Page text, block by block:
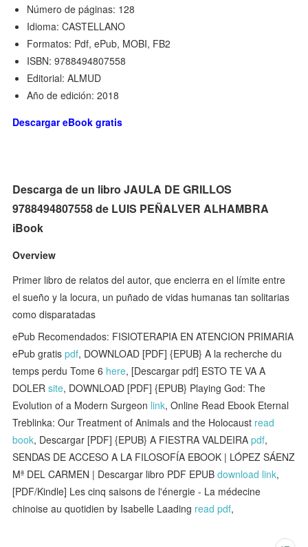
Número de páginas: 128
Idioma: CASTELLANO
Formatos: Pdf, ePub, MOBI, FB2
ISBN: 9788494807558
Editorial: ALMUD
Año de edición: 2018
Descargar eBook gratis
Descarga de un libro JAULA DE GRILLOS
9788494807558 de LUIS PEÑALVER ALHAMBRA
iBook
Overview
Primer libro de relatos del autor, que encierra en el límite entre
el sueño y la locura, un puñado de vidas humanas tan solitarias
como disparatadas
ePub Recomendados: FISIOTERAPIA EN ATENCION PRIMARIA
ePub gratispdf, DOWNLOAD [PDF] {EPUB} A la recherche du
temps perdu Tome 6 here, [Descargar pdf] ESTO TE VA A
DOLERsite, DOWNLOAD [PDF] {EPUB} Playing God: The
Evolution of a Modern Surgeon link, Online Read Ebook Eternal
Treblinka: Our Treatment of Animals and the Holocaust read
book, Descargar [PDF] {EPUB} A FIESTRA VALDEIRApdf,
SENDAS DE ACCESO A LA FILOSOFÍA EBOOK | LÓPEZ SÁENZ
Mª DEL CARMEN | Descargar libro PDF EPUBdownload link,
[PDF/Kindle] Les cinq saisons de l'énergie - La médecine
chinoise au quotidien by Isabelle Laading read pdf,